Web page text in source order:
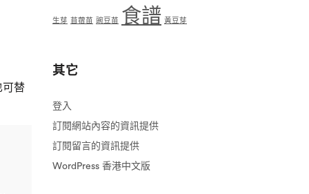
可替
生芽 苜蓿苗 豌豆苗 食譜 黃豆芽
其它
登入
訂閱網站內容的資訊提供
訂閱留言的資訊提供
WordPress 香港中文版